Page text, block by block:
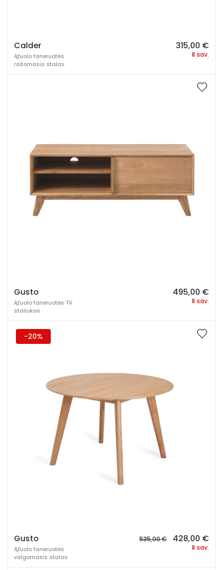
Calder
Ąžuolo faneruotės
rašomasis stalas
315,00 €
8 sav.
Gusto
Ąžuolo faneruotės TV
staliukas
495,00 €
8 sav.
-20%
Gusto
Ąžuolo faneruotės
valgomasis stalas
535,00€
Original
price
428,00 €
8 sav.